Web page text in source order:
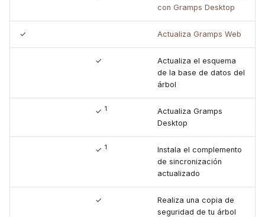
con Gramps Desktop
✓ Actualiza Gramps Web
✓
Actualiza el esquema
de la base de datos del
árbol
✓ 1
Actualiza Gramps
Desktop
✓ 1
Instala el complemento
de sincronización
actualizado
✓
Realiza una copia de
seguridad de tu árbol